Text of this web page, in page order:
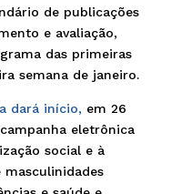
de publicações
e avaliação,
das primeiras
semana de janeiro.
dará início, em 26
eletrônica
social e à
masculinidades